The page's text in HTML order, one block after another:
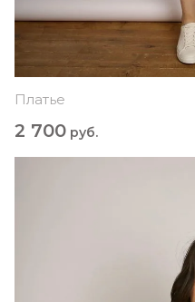
Платье
2 700 руб.